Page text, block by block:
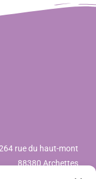
rue du haut-mont
88380 Archettes